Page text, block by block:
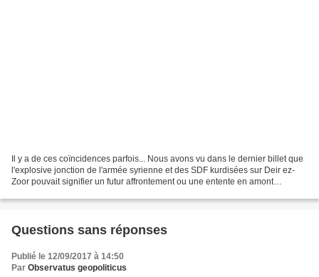
Il y a de ces coïncidences parfois... Nous avons vu dans le dernier billet que
l'explosive jonction de l'armée syrienne et des SDF kurdisées sur Deir ez-
Zoor pouvait signifier un futur affrontement ou une entente en amont
Questions sans réponses
Publié le 12/09/2017 à 14:50
Par Observatus geopoliticus